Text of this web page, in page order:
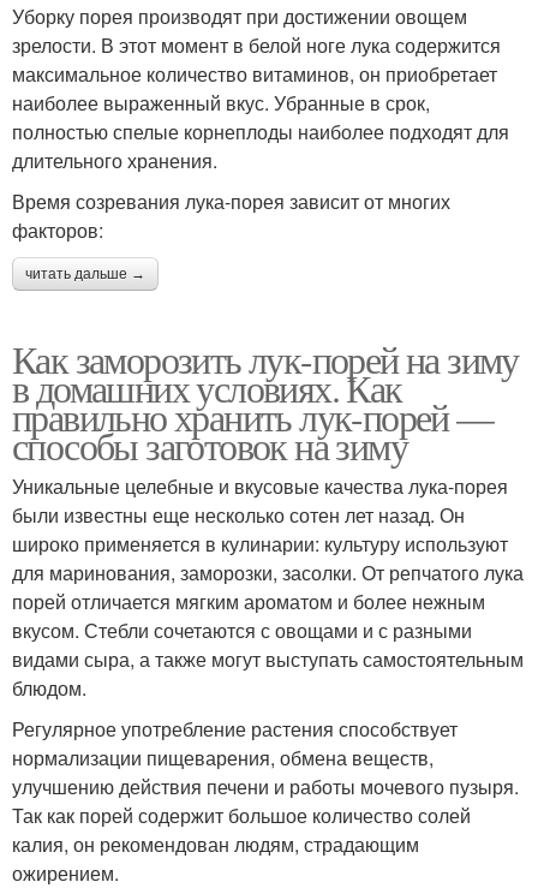
Уборку порея производят при достижении овощем
зрелости. В этот момент в белой ноге лука содержится
максимальное количество витаминов, он приобретает
наиболее выраженный вкус. Убранные в срок,
полностью спелые корнеплоды наиболее подходят для
длительного хранения.
Время созревания лука-порея зависит от многих
факторов:
читать дальше →
Как заморозить лук-порей на зиму
в домашних условиях. Как
правильно хранить лук-порей —
способы заготовок на зиму
Уникальные целебные и вкусовые качества лука-порея
были известны еще несколько сотен лет назад. Он
широко применяется в кулинарии: культуру используют
для маринования, заморозки, засолки. От репчатого лука
порей отличается мягким ароматом и более нежным
вкусом. Стебли сочетаются с овощами и с разными
видами сыра, а также могут выступать самостоятельным
блюдом.
Регулярное употребление растения способствует
нормализации пищеварения, обмена веществ,
улучшению действия печени и работы мочевого пузыря.
Так как порей содержит большое количество солей
калия, он рекомендован людям, страдающим
ожирением.